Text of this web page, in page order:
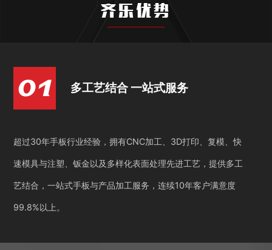
齐乐优势
多工艺结合 一站式服务
超过30年手板行业经验，拥有CNC加工、3D打印、复模、快
速模具与注塑、钣金以及多样化表面处理先进工艺，提供多工
艺结合，一站式手板与产品加工服务，连续10年客户满意度
99.8%以上。